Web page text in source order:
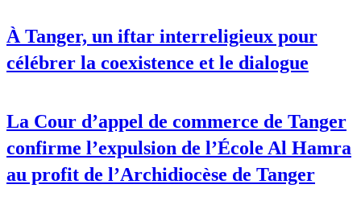
À Tanger, un iftar interreligieux pour
célébrer la coexistence et le dialogue
La Cour d’appel de commerce de Tanger
confirme l’expulsion de l’École Al Hamra
au profit de l’Archidiocèse de Tanger